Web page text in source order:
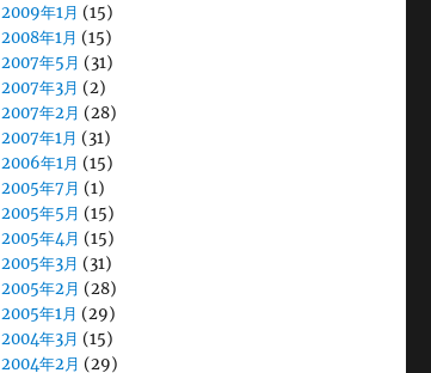
2009年1月 (15)
2008年1月 (15)
2007年5月 (31)
2007年3月 (2)
2007年2月 (28)
2007年1月 (31)
2006年1月 (15)
2005年7月 (1)
2005年5月 (15)
2005年4月 (15)
2005年3月 (31)
2005年2月 (28)
2005年1月 (29)
2004年3月 (15)
2004年2月 (29)